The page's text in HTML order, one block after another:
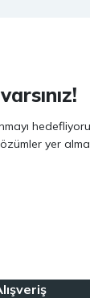
yer
en güncel ve
Her